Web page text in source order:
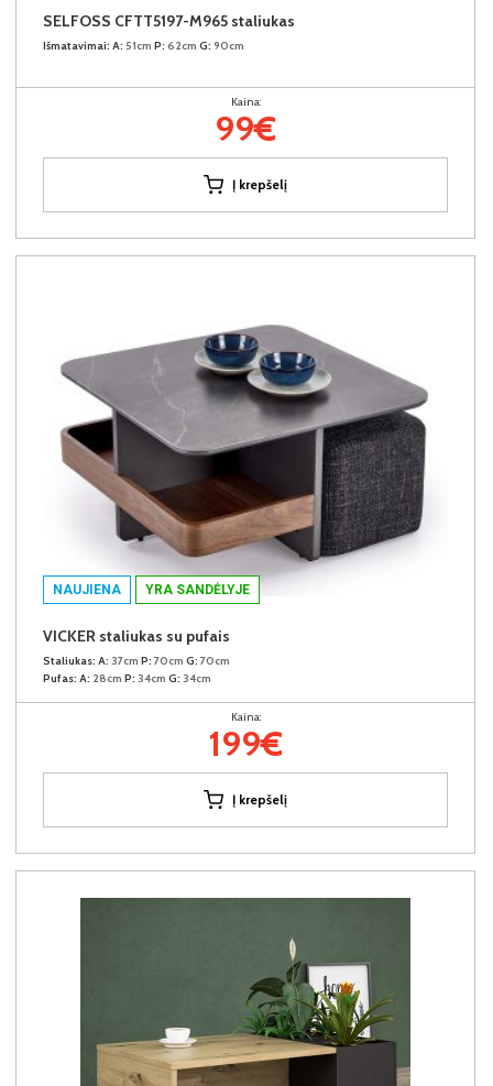
SELFOSS CFTT5197-M965 staliukas
Išmatavimai: A: 51cm P: 62cm G: 90cm
Kaina:
99€
Į krepšelį
NAUJIENA YRA SANDĖLYJE
VICKER staliukas su pufais
Staliukas: A: 37cm P: 70cm G: 70cm
Pufas: A: 28cm P: 34cm G: 34cm
Kaina:
199€
Į krepšelį